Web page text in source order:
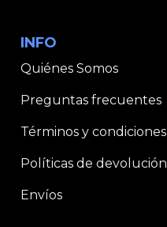
INFO
Quiénes Somos
Preguntas frecuentes
Términos y condiciones
Políticas de devolución
Envíos